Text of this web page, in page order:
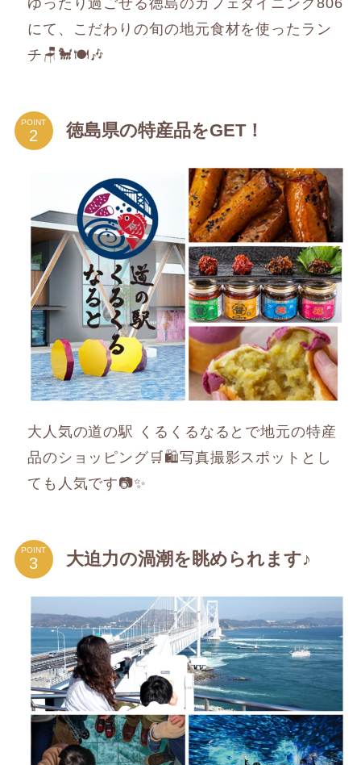
ゆったり過ごせる徳島のカフェダイニング806
にて、こだわりの旬の地元食材を使ったラン
チ🪑🐩🍽️🎶
POINT 徳島県の特産品をGET！
大人気の道の駅 くるくるなるとで地元の特産
品のショッピング🛒🛍️写真撮影スポットとし
ても人気です📷✨
POINT 大迫力の渦潮を眺められます♪